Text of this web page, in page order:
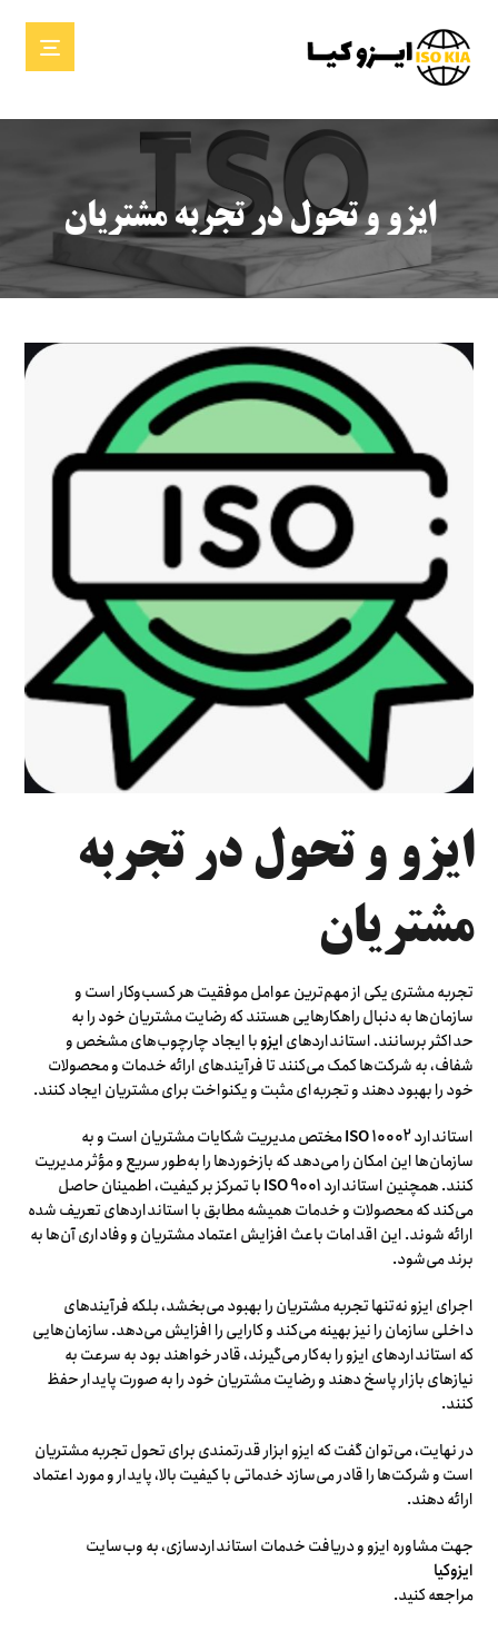
ایزو و تحول در تجربه مشتریان
ایزو و تحول در تجربه
مشتریان
تجربه مشتری یکی از مهم‌ترین عوامل موفقیت هر کسب‌وکار است و
سازمان‌ها به دنبال راهکارهایی هستند که رضایت مشتریان خود را به
حداکثر برسانند. استانداردهایایزوبا ایجاد چارچوب‌های مشخص و
شفاف، به شرکت‌ها کمک می‌کنند تا فرآیندهای ارائه خدمات و محصولات
خود را بهبود دهند و تجربه‌ای مثبت و یکنواخت برای مشتریان ایجاد کنند.
استانداردISO 10002مختص مدیریت شکایات مشتریان است و به
سازمان‌ها این امکان را می‌دهد که بازخوردها را به‌طور سریع و مؤثر مدیریت
کنند. همچنین استانداردISO 9001با تمرکز بر کیفیت، اطمینان حاصل
می‌کند که محصولات و خدمات همیشه مطابق با استانداردهای تعریف شده
ارائه شوند. این اقدامات باعث افزایش اعتماد مشتریان و وفاداری آن‌ها به
برند می‌شود.
اجرای ایزو نه‌تنها تجربه مشتریان را بهبود می‌بخشد، بلکه فرآیندهای
داخلی سازمان را نیز بهینه می‌کند و کارایی را افزایش می‌دهد. سازمان‌هایی
که استانداردهای ایزو را به‌کار می‌گیرند، قادر خواهند بود به سرعت به
نیازهای بازار پاسخ دهند و رضایت مشتریان خود را به صورت پایدار حفظ
کنند.
در نهایت، می‌توان گفت که ایزو ابزار قدرتمندی برای تحول تجربه مشتریان
است و شرکت‌ها را قادر می‌سازد خدماتی با کیفیت بالا، پایدار و مورد اعتماد
ارائه دهند.
جهت مشاوره ایزو و دریافت خدمات استانداردسازی، به وب‌سایت
ایزوکیا
مراجعه کنید.